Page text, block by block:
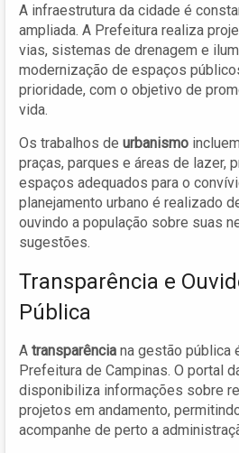
A infraestrutura da cidade é
ampliada. A Prefeitura realiza
vias, sistemas de drenagem e
modernização de espaços
prioridade, com o objetivo de
vida.
Os trabalhos de urbanismo
praças, parques e áreas de lazer,
espaços adequados para o
planejamento urbano é realizado
ouvindo a população sobre suas
sugestões.
Transparência e
Pública
A transparência na gestão pública
Prefeitura de Campinas. O portal
disponibiliza informações sobre
projetos em andamento,
acompanhe de perto a